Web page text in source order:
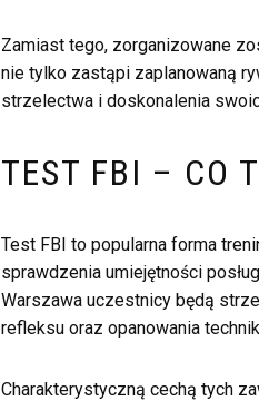
Zamiast tego, zorganizowane
nie tylko zastąpi zaplanowaną
strzelectwa i doskonalenia
TEST FBI – CO
Test FBI to popularna forma
sprawdzenia umiejętności
Warszawa uczestnicy będą
refleksu oraz opanowania
Charakterystyczną cechą tych